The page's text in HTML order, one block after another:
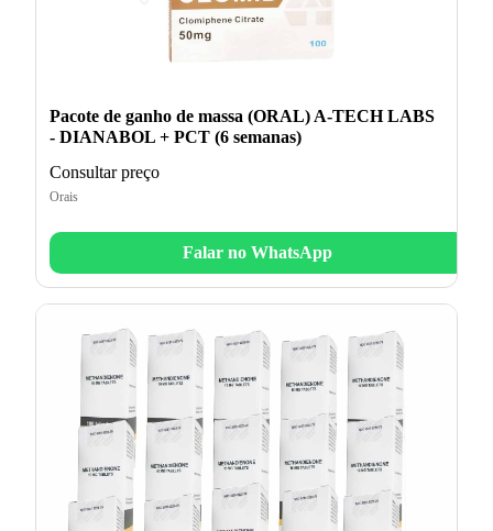
Pacote de ganho de massa (ORAL) A-TECH LABS
- DIANABOL + PCT (6 semanas)
Consultar preço
Orais
Falar no WhatsApp